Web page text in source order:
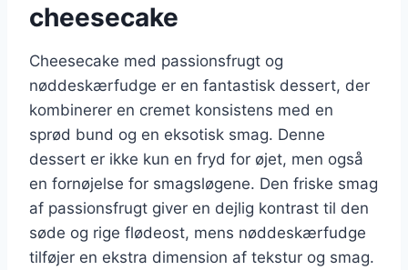
cheesecake
Cheesecake med passionsfrugt og
nøddeskærfudge er en fantastisk dessert, der
kombinerer en cremet konsistens med en
sprød bund og en eksotisk smag. Denne
dessert er ikke kun en fryd for øjet, men også
en fornøjelse for smagsløgene. Den friske smag
af passionsfrugt giver en dejlig kontrast til den
søde og rige flødeost, mens nøddeskærfudge
tilføjer en ekstra dimension af tekstur og smag.